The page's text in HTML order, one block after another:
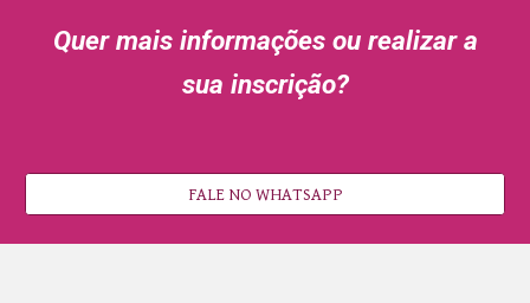
Quer mais informações ou realizar a
sua inscrição?
FALE NO WHATSAPP